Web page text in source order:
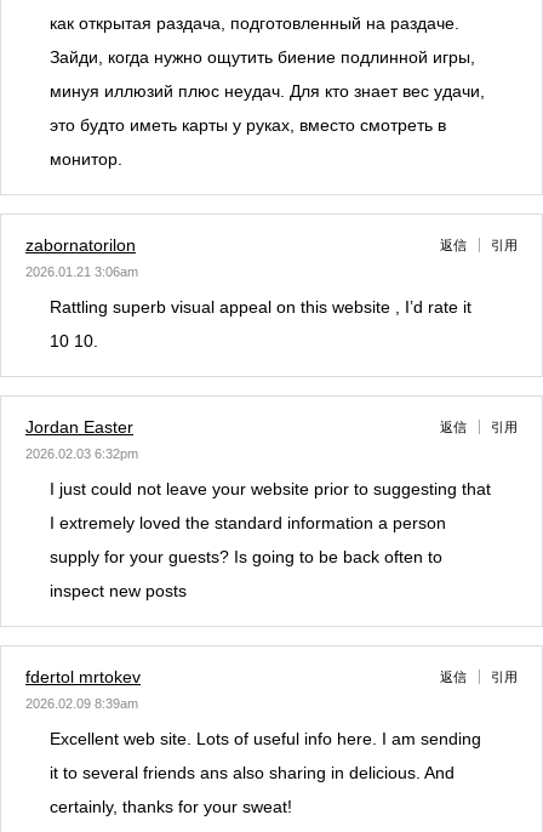
как открытая раздача, подготовленный на раздаче.
Зайди, когда нужно ощутить биение подлинной игры,
минуя иллюзий плюс неудач. Для кто знает вес удачи,
это будто иметь карты у руках, вместо смотреть в
монитор.
zabornatorilon
2026.01.21 3:06am
返信 引用
Rattling superb visual appeal on this website , I’d rate it
10 10.
Jordan Easter
2026.02.03 6:32pm
返信 引用
I just could not leave your website prior to suggesting that
I extremely loved the standard information a person
supply for your guests? Is going to be back often to
inspect new posts
fdertol mrtokev
2026.02.09 8:39am
返信 引用
Excellent web site. Lots of useful info here. I am sending
it to several friends ans also sharing in delicious. And
certainly, thanks for your sweat!